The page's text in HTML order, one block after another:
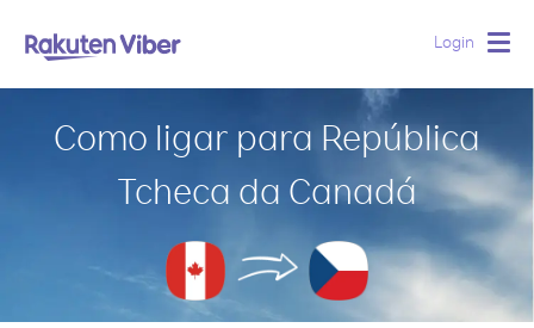
Login
Como ligar para República
Tcheca da Canadá